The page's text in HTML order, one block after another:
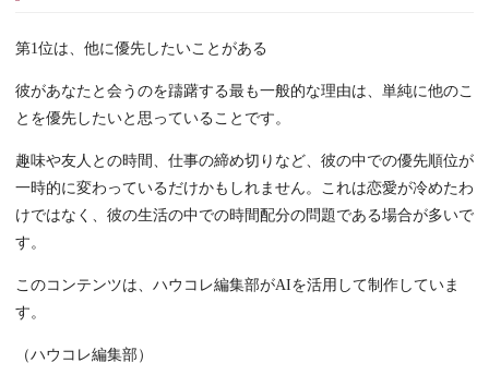
第1位は、他に優先したいことがある
彼があなたと会うのを躊躇する最も一般的な理由は、単純に他のこ
とを優先したいと思っていることです。
趣味や友人との時間、仕事の締め切りなど、彼の中での優先順位が
一時的に変わっているだけかもしれません。これは恋愛が冷めたわ
けではなく、彼の生活の中での時間配分の問題である場合が多いで
す。
このコンテンツは、ハウコレ編集部がAIを活用して制作していま
す。
（ハウコレ編集部）